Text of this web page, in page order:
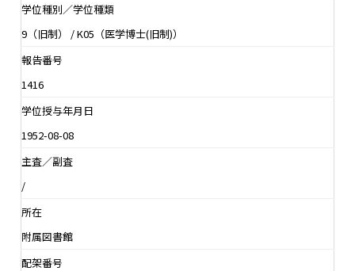
学位種別／学位種類
9（旧制） / K05（医学博士(旧制)）
報告番号
1416
学位授与年月日
1952-08-08
主査／副査
/
所在
附属図書館
配架番号